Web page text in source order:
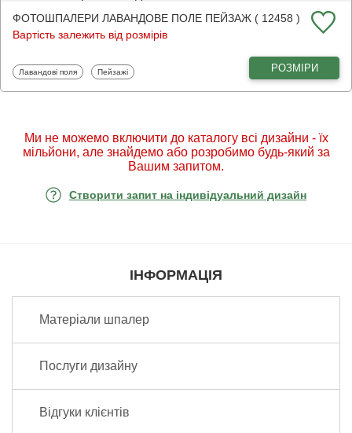
ФОТОШПАЛЕРИ ЛАВАНДОВЕ ПОЛЕ ПЕЙЗАЖ ( 12458 )
Вартість залежить від розмірів
Фотошпалери
Лавандові поля Фотошпалери
Пейзажі РОЗМІРИ
Ми не можемо включити до каталогу всі дизайни - їх
мільйони, але знайдемо або розробимо будь-який за
Вашим запитом.
Створити запит на індивідуальний дизайн
ІНФОРМАЦІЯ
Матеріали шпалер
Послуги дизайну
Відгуки клієнтів